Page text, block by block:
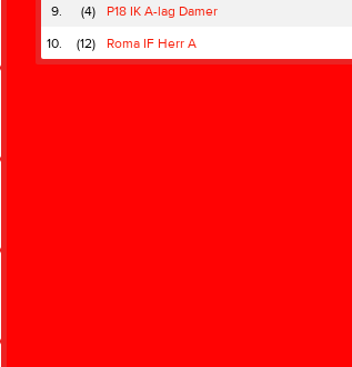
9.
(4)
P18 IK A-lag Damer
10.
(12) Roma IF Herr A